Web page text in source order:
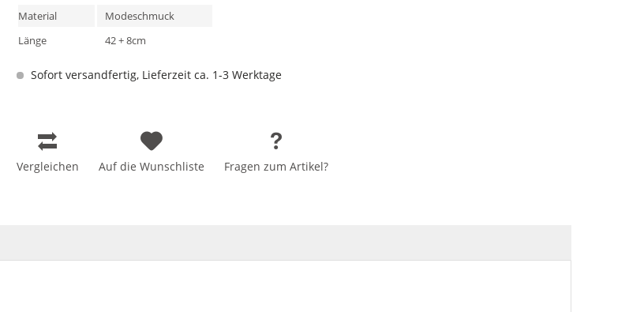
Material
Modeschmuck
Länge
42 + 8cm
Sofort versandfertig, Lieferzeit ca. 1-3 Werktage
Vergleichen Auf die Wunschliste Fragen zum Artikel?